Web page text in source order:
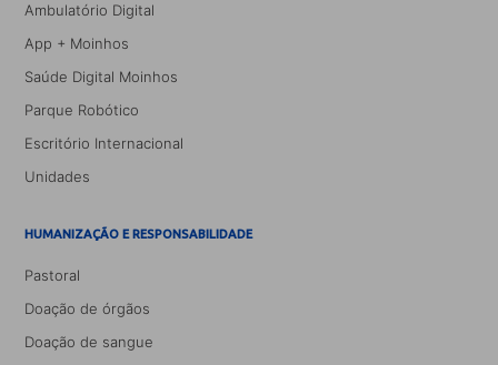
Ambulatório Digital
App + Moinhos
Saúde Digital Moinhos
Parque Robótico
Escritório Internacional
Unidades
HUMANIZAÇÃO E RESPONSABILIDADE
Pastoral
Doação de órgãos
Doação de sangue